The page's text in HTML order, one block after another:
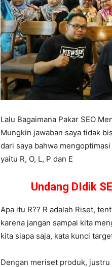
Lalu Bagaimana Pakar SEO
Mungkin jawaban saya tidak
dari saya bahwa
yaitu R, O, L, P dan E
Undang DIdik
Apa itu R?? R adalah Riset,
karena jangan sampai kita
kita siapa saja, kata kunci
Dengan meriset produk,